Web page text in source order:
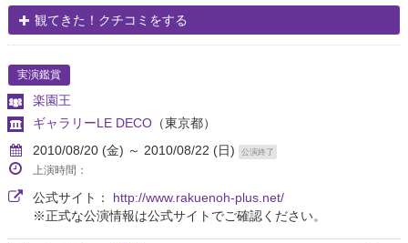
観てきた！クチコミをする
実演鑑賞
楽園王
ギャラリーLE DECO （東京都）
2010/08/20 (金) ～ 2010/08/22 (日)
公演終了
上演時間：
公式サイト： http://www.rakuenoh-plus.net/
※正式な公演情報は公式サイトでご確認ください。